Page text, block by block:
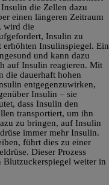
die Zellen dazu
einen längeren Zeitraum
wird die
Insulin zu
Insulinspiegel. Ein
und kann dazu
auf Insulin reagieren. Mit
die dauerhaft hohen
entgegenzuwirken,
Insulin – sie
dass Insulin den
transportiert, um ihn
zu bringen, auf Insulin
immer mehr Insulin.
führt dies zu einer
Dieser Prozess
Blutzuckerspiegel weiter in